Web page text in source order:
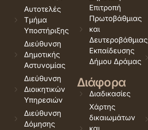
Αυτοτελές
Τμήμα
Υποστήριξης
Διεύθυνση
Δημοτικής
Αστυνομίας
Διεύθυνση
Διοικητικών
Υπηρεσιών
Διεύθυνση
Δόμησης
Επιτροπή
Πρωτοβάθμιας
και
Δευτεροβάθμιας
Εκπαίδευσης
Δήμου Δράμας
Διάφορα
Διαδικασίες
Χάρτης
δικαιωμάτων